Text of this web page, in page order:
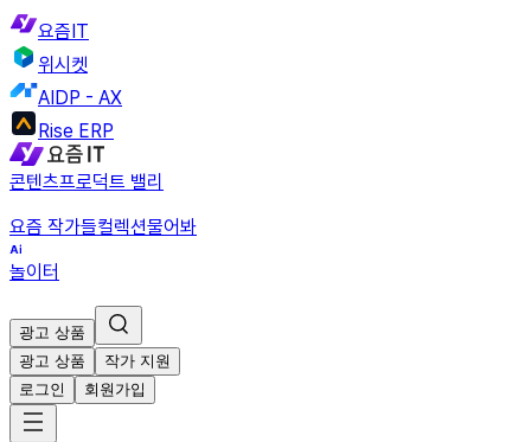
요즘IT
위시켓
AIDP - AX
Rise ERP
콘텐츠프로덕트 밸리
요즘 작가들컬렉션물어봐
놀이터
광고 상품
광고 상품
작가 지원
로그인
회원가입